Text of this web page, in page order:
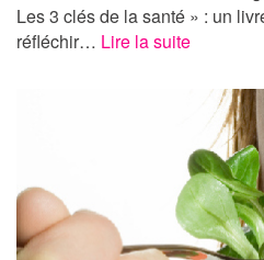
Les 3 clés de la santé » : un
réfléchir… Lire la suite